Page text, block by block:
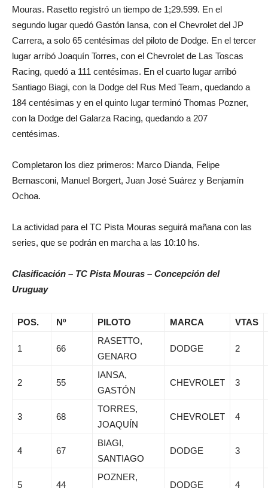
Mouras. Rasetto registró un tiempo de 1;29.599. En el
segundo lugar quedó Gastón Iansa, con el Chevrolet del JP
Carrera, a solo 65 centésimas del piloto de Dodge. En el tercer
lugar arribó Joaquín Torres, con el Chevrolet de Las Toscas
Racing, quedó a 111 centésimas. En el cuarto lugar arribó
Santiago Biagi, con la Dodge del Rus Med Team, quedando a
184 centésimas y en el quinto lugar terminó Thomas Pozner,
con la Dodge del Galarza Racing, quedando a 207
centésimas.
Completaron los diez primeros: Marco Dianda, Felipe
Bernasconi, Manuel Borgert, Juan José Suárez y Benjamín
Ochoa.
La actividad para el TC Pista Mouras seguirá mañana con las
series, que se podrán en marcha a las 10:10 hs.
Clasificación – TC Pista Mouras – Concepción del
Uruguay
POS. Nº PILOTO MARCA VTAS
1 66
RASETTO,
GENARO
DODGE 2
2 55
IANSA,
GASTÓN
CHEVROLET 3
3 68
TORRES,
JOAQUÍN
CHEVROLET 4
4 67
BIAGI,
SANTIAGO
DODGE 3
5 44
POZNER,
DODGE 4